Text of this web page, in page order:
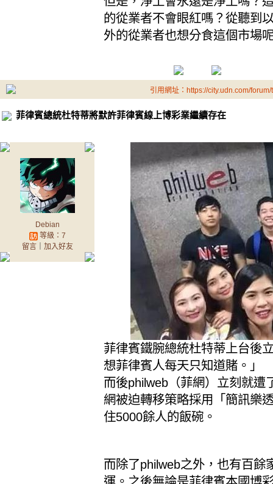
的從業者不會眼紅嗎？從聽到
外的從業者也想分食這個市場
引用網址：https://city.udn.com/
菲律賓總統杜特蒂將默許菲律賓線上博彩業繼續存在
Debian
等級：7
留言｜ 加入好友
菲律賓鐵腕總統杜特蒂上台後
想菲律賓人每天只知道賭。」
而後philweb（菲網）立刻就遭
網被迫轉移策略採用「簡訊樂
住5000餘人的飯碗。
而除了philweb之外，也有百餘